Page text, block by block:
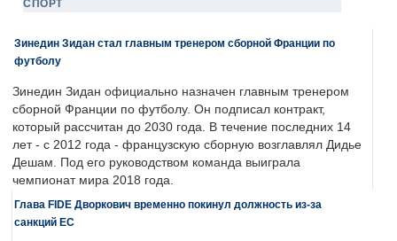
СПОРТ
Зинедин Зидан стал главным тренером сборной Франции по
футболу
Зинедин Зидан официально назначен главным тренером
сборной Франции по футболу. Он подписал контракт,
который рассчитан до 2030 года. В течение последних 14
лет - с 2012 года - французскую сборную возглавлял Дидье
Дешам. Под его руководством команда выиграла
чемпионат мира 2018 года.
Глава FIDE Дворкович временно покинул должность из-за
санкций ЕС